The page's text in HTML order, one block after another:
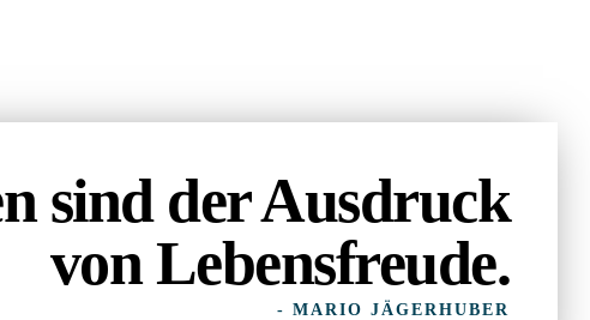
sind der Ausdruck
von Lebensfreude.
- MARIO JÄGERHUBER